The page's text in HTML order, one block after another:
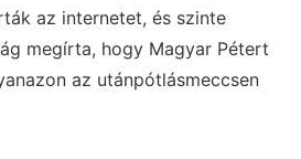
az internetet, és szinte
megírta, hogy Magyar Pétert
az utánpótlásmeccsen